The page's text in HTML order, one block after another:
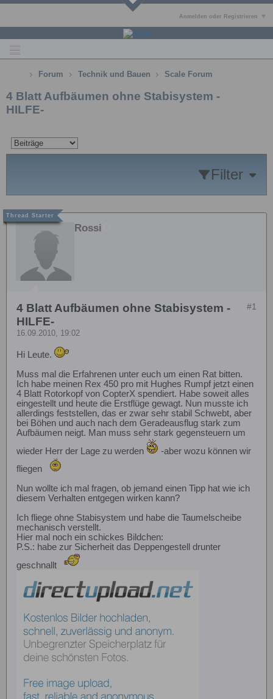
Anmelden oder Registrieren
Forum Technik und Bauen Scale Forum
4 Blatt Aufbäumen ohne Stabisystem -
HILFE-
Filter
Rossi
#1
4 Blatt Aufbäumen ohne Stabisystem -
HILFE-
16.09.2010, 19:02
Hi Leute.
Muss mal die Erfahrenen unter euch um einen Rat bitten.
Ich habe meinen Rex 450 pro mit Hughes Rumpf jetzt einen
4 Blatt Rotorkopf von CopterX spendiert. Habe soweit alles
eingestellt und heute die Erstflüge gewagt. Nun musste ich
allerdings feststellen, das er zwar sehr stabil Schwebt, aber
bei Böhen und auch nach dem Geradeausflug stark zum
Aufbäumen neigt. Man muss sehr stark gegensteuern um
wieder Herr der Lage zu werden
-aber wozu können wir
fliegen
Nun wollte ich mal fragen, ob jemand einen Tipp hat wie ich
diesem Verhalten entgegen wirken kann?
Ich fliege ohne Stabisystem und habe die Taumelscheibe
mechanisch verstellt.
Hier mal noch ein schickes Bildchen:
P.S.: habe zur Sicherheit das Deppengestell drunter
geschnallt